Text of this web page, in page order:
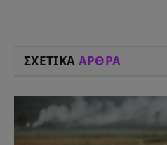
ΣΧΕΤΙΚΑ ΑΡΘΡΑ